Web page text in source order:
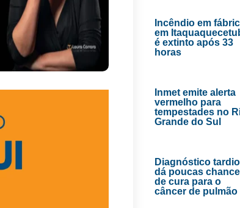
Incêndio em
em
é extinto após 33
horas
Inmet emite alerta
vermelho para
tempestades no
Grande do Sul
Diagnóstico tardio
dá poucas
de cura para o
câncer de pulmão